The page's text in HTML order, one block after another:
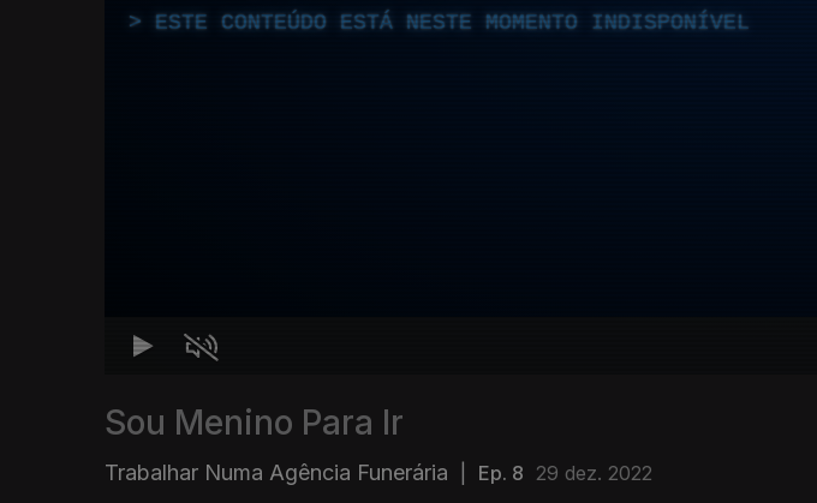
ESTE CONTEÚDO ESTÁ NESTE MOMENTO INDISPONÍVEL
Sou Menino Para Ir
Trabalhar Numa Agência Funerária Ep. 8 29 dez. 2022